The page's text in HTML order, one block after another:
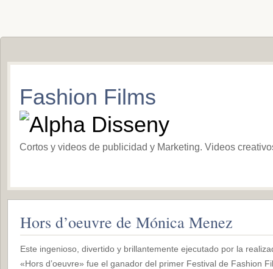
Fashion Films
Cortos y videos de publicidad y Marketing. Videos
Hors d’oeuvre de Mónica Menez
Este ingenioso, divertido y brillantemente ejecutado por la
«Hors d’oeuvre» fue el ganador del primer Festival de Fashion